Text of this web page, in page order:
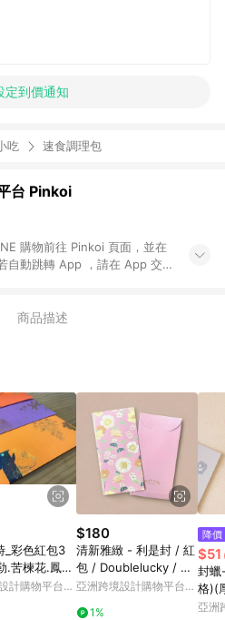
定到價通知
吃 速食調理包
台 Pinkoi
購物前往 Pinkoi 頁面，並在
自動跳轉 App ，請在 App 交
，例如首購優惠，P coins，
在此限。 6. APP 請更新至
品，禮物卡，開館保證金，補
LINE 購物站上之商品規格、
資訊頁及購物車不符，以
示為準。 10. 點數紅包使用規
若於 LINE 購物前往 Pinkoi
成訂單，不符合導購資格；承
透過 LINE 購物前往 Pinkoi 頁
商品描述
_彩色紅包3
.苦楝花.鳳凰
計購物平台
$180
清新雅緻 - 利是封 / 紅
包 / Doublelucky / 偶
紫色/ 10入
亞洲跨境設計購物平台
1%
降價
$51
封蠟
格)(
亞洲